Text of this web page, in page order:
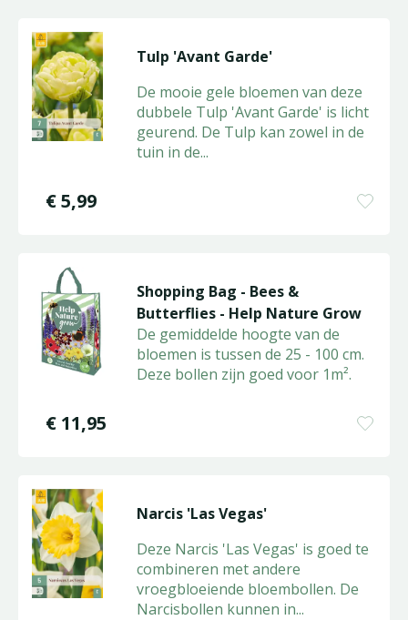
Tulp 'Avant Garde'
De mooie gele bloemen van deze
dubbele Tulp 'Avant Garde' is licht
geurend. De Tulp kan zowel in de
tuin in de...
€5,99
Shopping Bag - Bees &
Butterflies - Help Nature Grow
De gemiddelde hoogte van de
bloemen is tussen de 25 - 100 cm.
Deze bollen zijn goed voor 1m².
€ 11,95
Narcis 'Las Vegas'
Deze Narcis 'Las Vegas' is goed te
combineren met andere
vroegbloeiende bloembollen. De
Narcisbollen kunnen in...